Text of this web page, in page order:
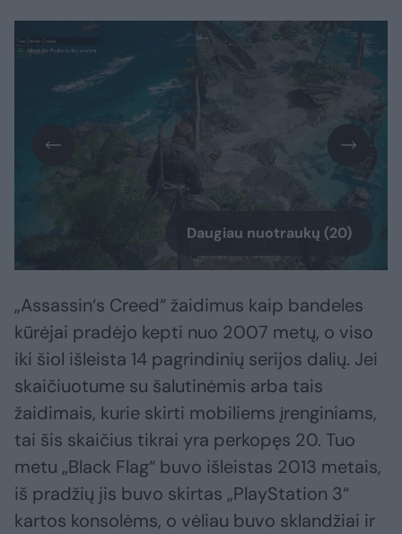
Daugiau nuotraukų (20)
„Assassin‘s Creed“ žaidimus kaip bandeles
kūrėjai pradėjo kepti nuo 2007 metų, o viso
iki šiol išleista 14 pagrindinių serijos dalių. Jei
skaičiuotume su šalutinėmis arba tais
žaidimais, kurie skirti mobiliems įrenginiams,
tai šis skaičius tikrai yra perkopęs 20. Tuo
metu „Black Flag“ buvo išleistas 2013 metais,
iš pradžių jis buvo skirtas „PlayStation 3“
kartos konsolėms, o vėliau buvo sklandžiai ir